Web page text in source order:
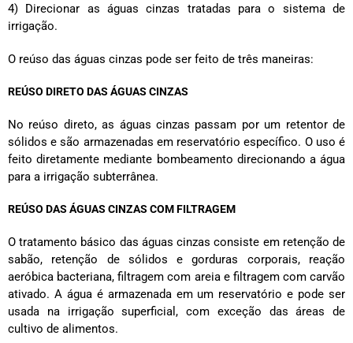
4) Direcionar as águas cinzas tratadas para o sistema de
irrigação.
O reúso das águas cinzas pode ser feito de três maneiras:
REÚSO DIRETO DAS ÁGUAS CINZAS
No reúso direto, as águas cinzas passam por um retentor de
sólidos e são armazenadas em reservatório específico. O uso é
feito diretamente mediante bombeamento direcionando a água
para a irrigação subterrânea.
REÚSO DAS ÁGUAS CINZAS COM FILTRAGEM
O tratamento básico das águas cinzas consiste em retenção de
sabão, retenção de sólidos e gorduras corporais, reação
aeróbica bacteriana, filtragem com areia e filtragem com carvão
ativado. A água é armazenada em um reservatório e pode ser
usada na irrigação superficial, com exceção das áreas de
cultivo de alimentos.